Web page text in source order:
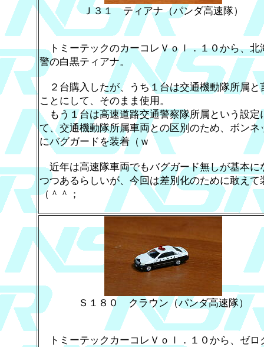
Ｊ３１ ティアナ（パンダ高速隊）
トミーテックのカーコレＶｏｌ．１０から、北
警の白黒ティアナ。
２台購入したが、うち１台は交通機動隊所属と
ことにして、そのまま使用。
もう１台は高速道路交通警察隊所属という設定
て、交通機動隊所属車両との区別のため、ボンネ
にバグガードを装着（ｗ
近年は高速隊車両でもバグガード無しが基本に
つつあるらしいが、今回は差別化のために敢えて
（＾＾；
Ｓ１８０ クラウン（パンダ高速隊）
トミーテックカーコレＶｏｌ．１０から、ゼロ